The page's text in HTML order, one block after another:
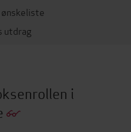
utdrag
i